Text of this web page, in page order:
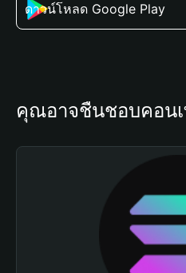
ดาวน์โหลด Google Play
คุณอาจชื่นชอบคอน